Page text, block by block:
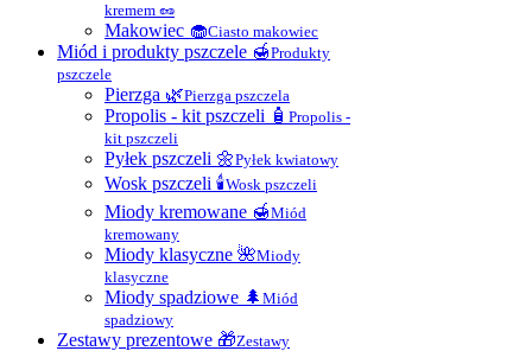
kremem 🥜
Makowiec 🧁Ciasto makowiec
Miód i produkty pszczele 🍯Produkty
pszczele
Pierzga 🌿Pierzga pszczela
Propolis - kit pszczeli 🧴 Propolis -
kit pszczeli
Pyłek pszczeli 🌼Pyłek kwiatowy
Wosk pszczeli 🕯Wosk pszczeli
Miody kremowane 🍯Miód
kremowany
Miody klasyczne 🌺Miody
klasyczne
Miody spadziowe 🌲 Miód
spadziowy
Zestawy prezentowe 🎁Zestawy